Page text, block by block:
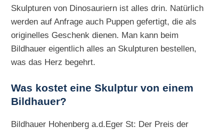
Skulpturen von Dinosauriern ist alles drin. Natürlich
werden auf Anfrage auch Puppen gefertigt, die als
originelles Geschenk dienen. Man kann beim
Bildhauer eigentlich alles an Skulpturen bestellen,
was das Herz begehrt.
Was kostet eine Skulptur von einem
Bildhauer?
Bildhauer Hohenberg a.d.Eger St: Der Preis der